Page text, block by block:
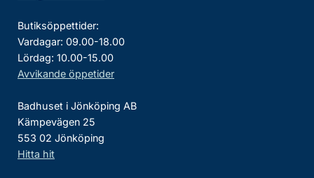
Butiksöppettider:
Vardagar: 09.00-18.00
Lördag: 10.00-15.00
Avvikande öppetider
Badhuset i Jönköping AB
Kämpevägen 25
553 02 Jönköping
Hitta hit